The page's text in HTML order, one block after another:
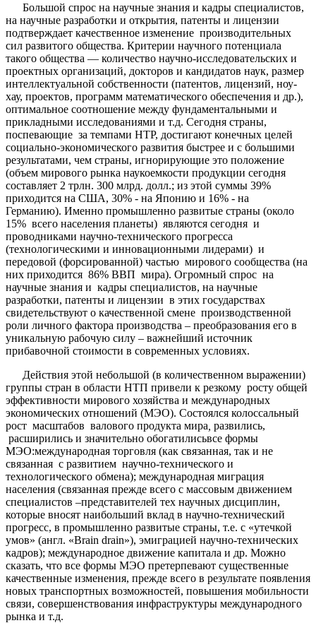
Большой спрос на научные знания и кадры специалистов,
на научные разработки и открытия, патенты и лицензии
подтверждает качественное изменение производительных
сил развитого общества. Критерии научного потенциала
такого общества — количество научно-исследовательских и
проектных организаций, докторов и кандидатов наук, размер
интеллектуальной собственности (патентов, лицензий, ноу-
хау, проектов, программ математического обеспечения и др.),
оптимальное соотношение между фундаментальными и
прикладными исследованиями и т.д. Сегодня страны,
поспевающие за темпами НТР, достигают конечных целей
социально-экономического развития быстрее и с большими
результатами, чем страны, игнорирующие это положение
(объем мирового рынка наукоемкости продукции сегодня
составляет 2 трлн. 300 млрд. долл.; из этой суммы 39%
приходится на США, 30% - на Японию и 16% - на
Германию). Именно промышленно развитые страны (около
15% всего населения планеты) являются сегодня и
проводниками научно-технического прогресса
(технологическими и инновационными лидерами) и
передовой (форсированной) частью мирового сообщества (на
них приходится 86% ВВП мира). Огромный спрос на
научные знания и кадры специалистов, на научные
разработки, патенты и лицензии в этих государствах
свидетельствуют о качественной смене производственной
роли личного фактора производства – преобразования его в
уникальную рабочую силу – важнейший источник
прибавочной стоимости в современных условиях.
Действия этой небольшой (в количественном выражении)
группы стран в области НТП привели к резкому росту общей
эффективности мирового хозяйства и международных
экономических отношений (МЭО). Состоялся колоссальный
рост масштабов валового продукта мира развились,
расширились и значительно обогатилисьвсе формы
МЭО:международная торговля (как связанная, так и не
связанная с развитием научно-технического и
технологического обмена); международная миграция
населения (связанная прежде всего с массовым движением
специалистов –представителей тех научных дисциплин,
которые вносят наибольший вклад в научно-технический
прогресс, в промышленно развитые страны, т.е. с «утечкой
умов» (англ. «Brain drain»), эмиграцией научно-технических
кадров); международное движение капитала и др. Можно
сказать, что все формы МЭО претерпевают существенные
качественные изменения, прежде всего в результате появления
новых транспортных возможностей, повышения мобильности
связи, совершенствования инфраструктуры международного
рынка и т.д.